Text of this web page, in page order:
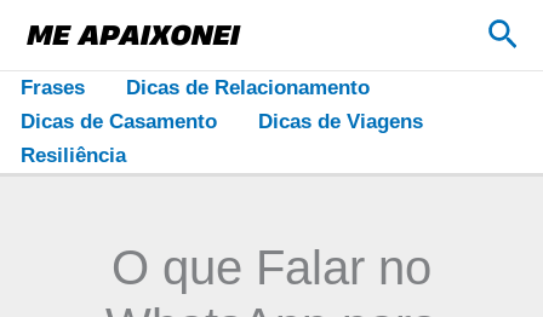
para
conteúdo
Frases
Dicas de Relacionamento
Dicas de Casamento
Dicas de Viagens
Resiliência
O que Falar no